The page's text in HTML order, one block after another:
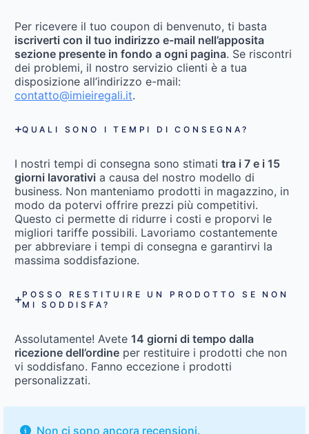
Per ricevere il tuo coupon di benvenuto, ti basta
iscriverti con il tuo indirizzo e-mail nell’apposita
sezione presente in fondo a ogni pagina. Se riscontri
dei problemi, il nostro servizio clienti è a tua
disposizione all’indirizzo e-mail:
contatto@imieiregali.it.
QUALI SONO I TEMPI DI CONSEGNA?
I nostri tempi di consegna sono stimati tra i 7 e i 15
giorni lavorativi a causa del nostro modello di
business. Non manteniamo prodotti in magazzino, in
modo da potervi offrire prezzi più competitivi.
Questo ci permette di ridurre i costi e proporvi le
migliori tariffe possibili. Lavoriamo costantemente
per abbreviare i tempi di consegna e garantirvi la
massima soddisfazione.
POSSO RESTITUIRE UN PRODOTTO SE NON
MI SODDISFA?
Assolutamente! Avete 14 giorni di tempo dalla
ricezione dell’ordine per restituire i prodotti che non
vi soddisfano. Fanno eccezione i prodotti
personalizzati.
Non ci sono ancora recensioni.